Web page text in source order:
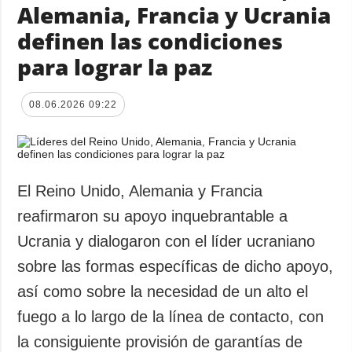
Alemania, Francia y Ucrania
definen las condiciones
para lograr la paz
08.06.2026 09:22
El Reino Unido, Alemania y Francia
reafirmaron su apoyo inquebrantable a
Ucrania y dialogaron con el líder ucraniano
sobre las formas específicas de dicho apoyo,
así como sobre la necesidad de un alto el
fuego a lo largo de la línea de contacto, con
la consiguiente provisión de garantías de